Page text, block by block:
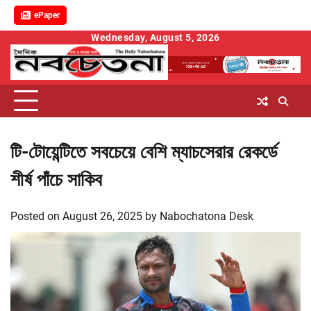
ePaper
content
Wednesday, August 5, 2026
টি-টোয়েন্টিতে সবচেয়ে বেশি ম্যাচসেরার রেকর্ডে
শীর্ষ পাঁচে সাকিব
Posted on August 26, 2025 by Nabochatona Desk